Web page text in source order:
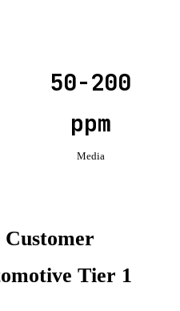
50-200
ppm
Media
Tier 1